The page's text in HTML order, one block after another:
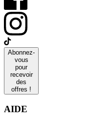
Abonnez-
vous
pour
recevoir
des
offres !
AIDE